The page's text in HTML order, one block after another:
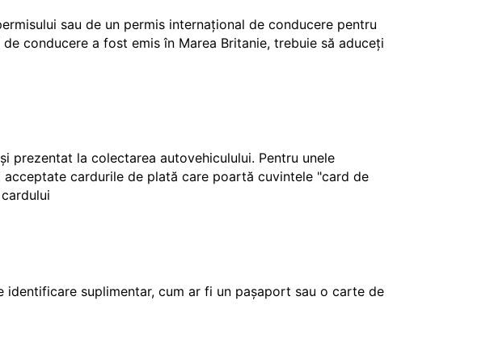
sau de un permis internațional de conducere pentru
conducere a fost emis în Marea Britanie, trebuie să aduceți
prezentat la colectarea autovehiculului. Pentru unele
cardurile de plată care poartă cuvintele "card de
identificare suplimentar, cum ar fi un pașaport sau o carte de